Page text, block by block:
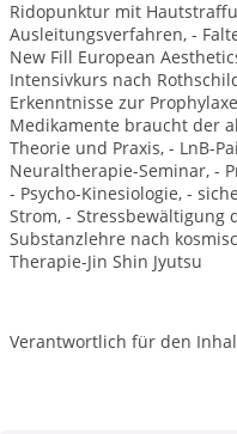
Ridopunktur mit
Ausleitungsverfahren, -
New Fill European
Intensivkurs nach
Erkenntnisse zur
Medikamente braucht der
Theorie und Praxis, - LnB-
Neuraltherapie-Seminar, -
- Psycho-Kinesiologie, -
Strom, - Stressbewältigung
Substanzlehre nach
Therapie-Jin Shin Jyutsu
Verantwortlich für den